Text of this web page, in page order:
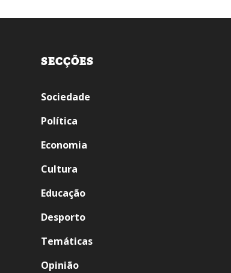
SECÇÕES
Sociedade
Política
Economia
Cultura
Educação
Desporto
Temáticas
Opinião